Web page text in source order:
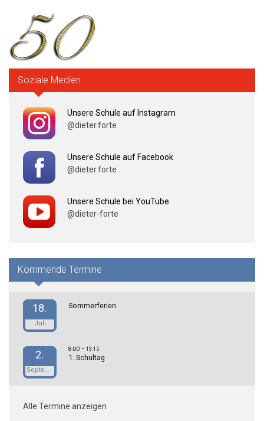
Soziale Medien
Unsere Schule auf Instagram
@dieter.forte
Unsere Schule auf Facebook
@dieter.forte
Unsere Schule bei YouTube
@dieter-forte
Kommende Termine
18.
Juli
Sommerferien
2.
September
8:00– 13:15
1. Schultag
Alle Termine anzeigen